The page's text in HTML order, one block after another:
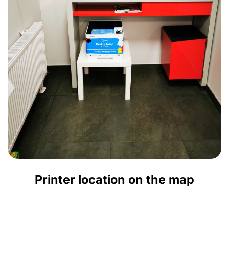
Printer location on the map